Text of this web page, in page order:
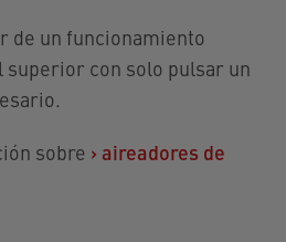
de un funcionamiento
superior con solo pulsar un
sobre › aireadores de